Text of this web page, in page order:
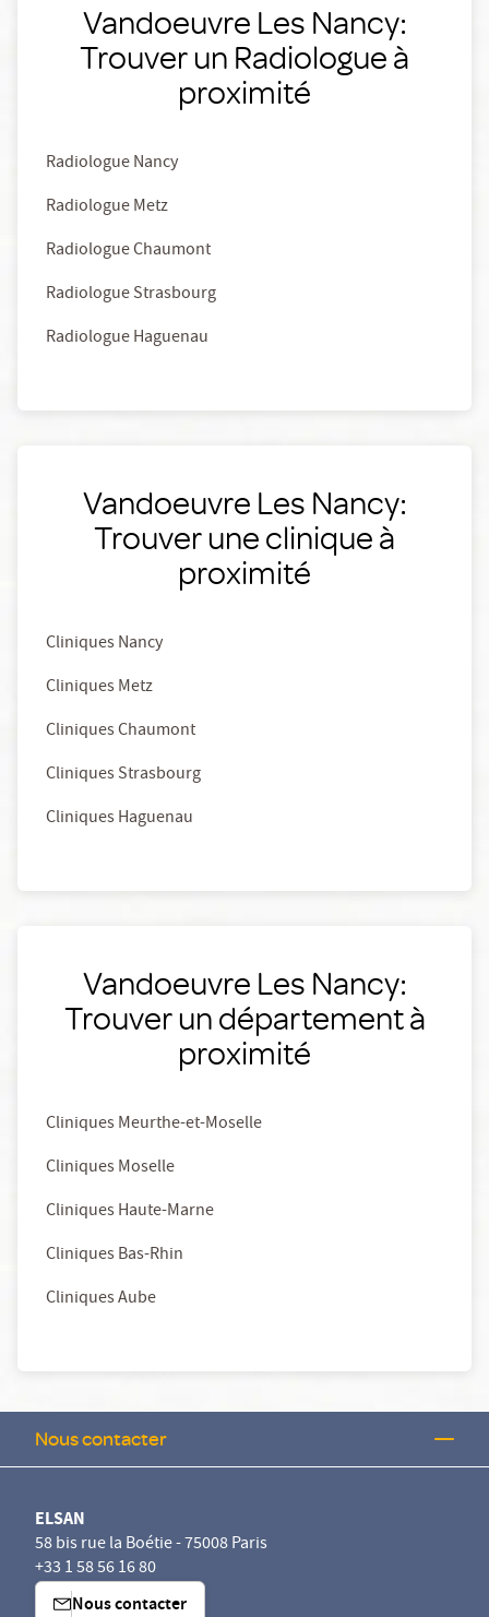
Vandoeuvre Les Nancy:
Trouver un Radiologue à
proximité
Radiologue Nancy
Radiologue Metz
Radiologue Chaumont
Radiologue Strasbourg
Radiologue Haguenau
Vandoeuvre Les Nancy:
Trouver une clinique à
proximité
Cliniques Nancy
Cliniques Metz
Cliniques Chaumont
Cliniques Strasbourg
Cliniques Haguenau
Vandoeuvre Les Nancy:
Trouver un département à
proximité
Cliniques Meurthe-et-Moselle
Cliniques Moselle
Cliniques Haute-Marne
Cliniques Bas-Rhin
Cliniques Aube
Nous contacter
ELSAN
58 bis rue la Boétie - 75008 Paris
+33 1 58 56 16 80
Nous contacter